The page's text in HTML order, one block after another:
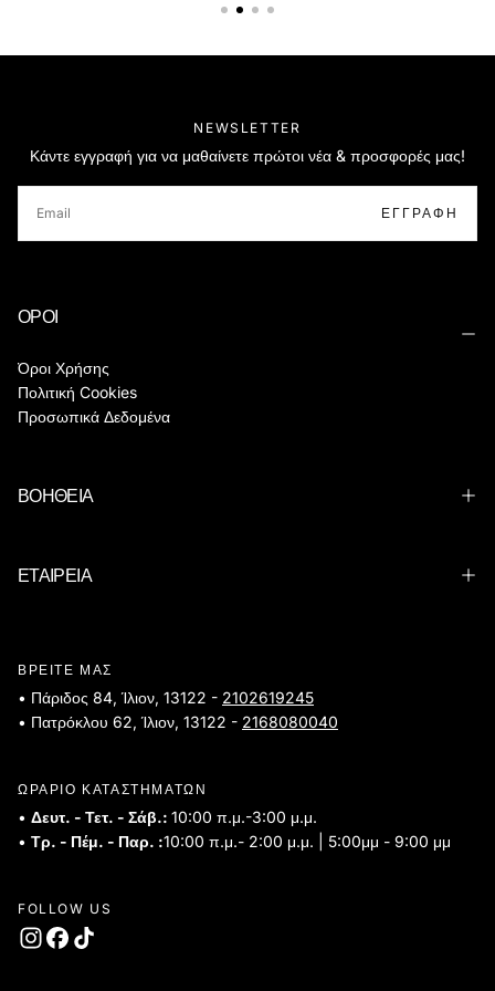
NEWSLETTER
Κάντε εγγραφή για να μαθαίνετε πρώτοι νέα & προσφορές μας!
ΕΓΓΡΑΦΉ
ΟΡΟΙ
Όροι Χρήσης
Πολιτική Cookies
Προσωπικά Δεδομένα
ΒΟΗΘΕΙΑ
ΕΤΑΙΡΕΙΑ
ΒΡΕΙΤΕ ΜΑΣ
• Πάριδος 84, Ίλιον, 13122 - 2102619245
• Πατρόκλου 62, Ίλιον, 13122 - 2168080040
ΩΡΑΡΙΟ ΚΑΤΑΣΤΗΜΑΤΩΝ
• Δευτ. - Τετ. - Σάβ.: 10:00 π.μ.-3:00 μ.μ.
• Τρ. - Πέμ. - Παρ. :10:00 π.μ.- 2:00 μ.μ. | 5:00μμ - 9:00 μμ
FOLLOW US